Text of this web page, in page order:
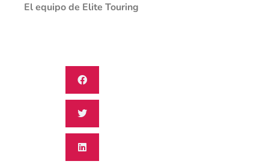
El equipo de Elite Touring